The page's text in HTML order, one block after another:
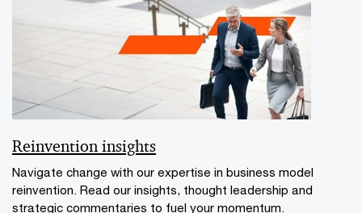
Reinvention insights
Navigate change with our expertise in business model
reinvention. Read our insights, thought leadership and
strategic commentaries to fuel your momentum.